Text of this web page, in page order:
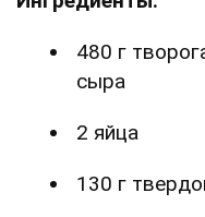
480 г
сыра
2 яйца
130 г